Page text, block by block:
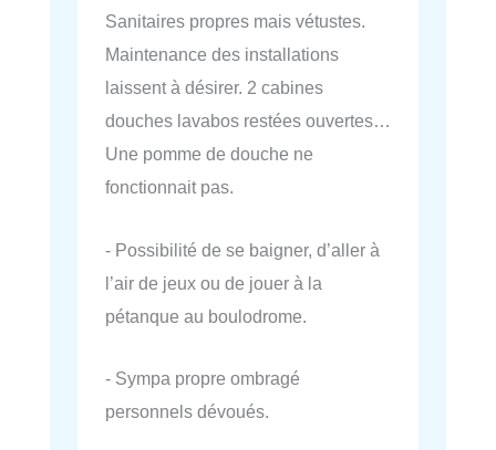
Sanitaires propres mais vétustes.
Maintenance des installations
laissent à désirer. 2 cabines
douches lavabos restées ouvertes…
Une pomme de douche ne
fonctionnait pas.
- Possibilité de se baigner, d’aller à
l’air de jeux ou de jouer à la
pétanque au boulodrome.
- Sympa propre ombragé
personnels dévoués.